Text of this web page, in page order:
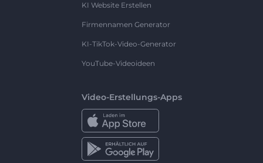
KI Website Erstellen
Firmennamen Generator
KI-TikTok-Video-Generator
YouTube-Videoideen
Video-Erstellungs-Apps